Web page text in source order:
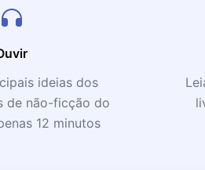
ideias dos
de não-ficção do
12 minutos